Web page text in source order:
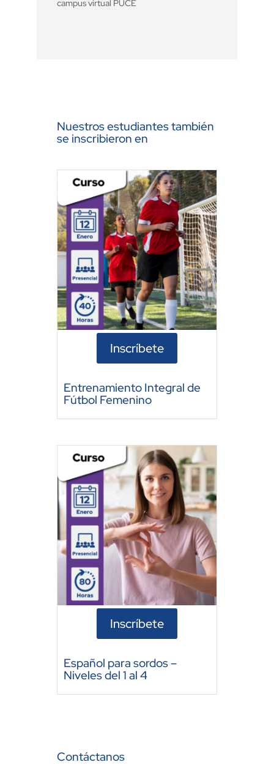
campus virtual PUCE
Nuestros estudiantes también
se inscribieron en
Inscríbete
Entrenamiento Integral de
Fútbol Femenino
Inscríbete
Español para sordos –
Niveles del 1 al 4
Contáctanos